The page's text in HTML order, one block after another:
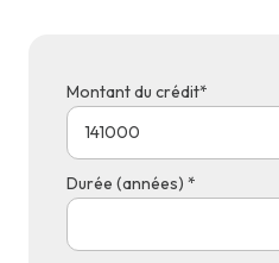
Montant du crédit*
Durée (années) *